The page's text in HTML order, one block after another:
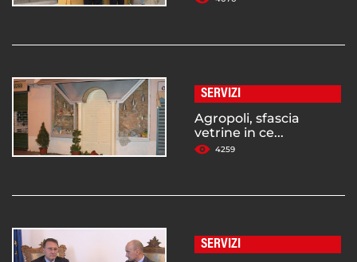
SERVIZI
Agropoli, sfascia
vetrine in ce...
4259
SERVIZI